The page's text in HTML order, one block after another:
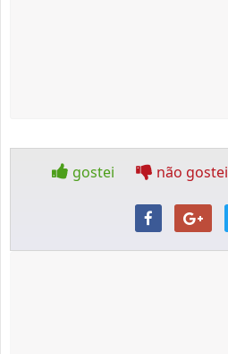
gostei não gostei